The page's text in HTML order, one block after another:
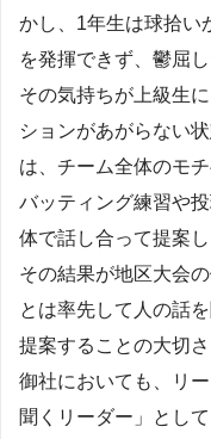
かし、1年生は球拾い
を発揮できず、鬱屈
その気持ちが上級生
ションがあがらない
は、チーム全体のモ
バッティング練習や
体で話し合って提案し
その結果が地区大会
とは率先して人の話
提案することの大切さ
御社においても、リ
聞くリーダー」とし